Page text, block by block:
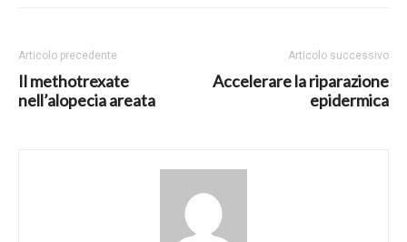
Articolo precedente
Il methotrexate
nell’alopecia areata
Articolo successivo
Accelerare la riparazione
epidermica